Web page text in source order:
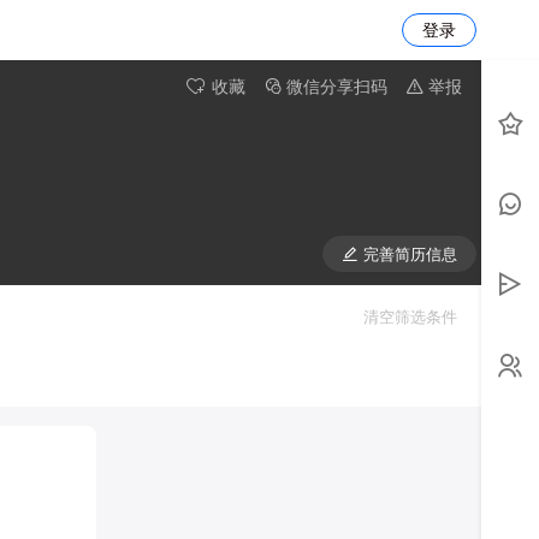
登录
收藏 微信分享扫码 举报
完善简历信息
清空筛选条件